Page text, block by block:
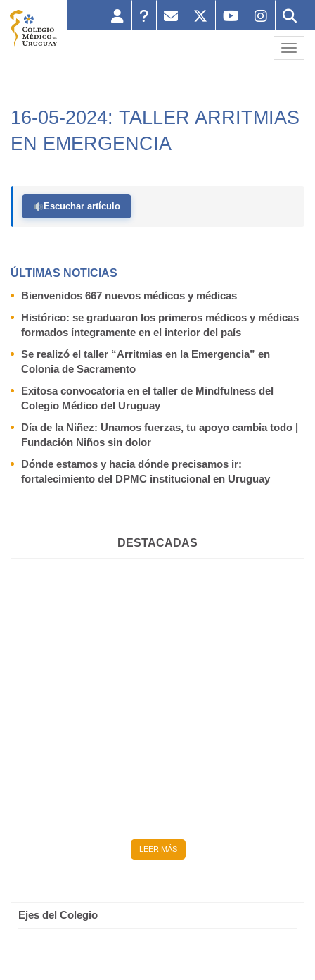
16-05-2024: TALLER ARRITMIAS
EN EMERGENCIA
Escuchar artículo
ÚLTIMAS NOTICIAS
Bienvenidos 667 nuevos médicos y médicas
Histórico: se graduaron los primeros médicos y médicas
formados íntegramente en el interior del país
Se realizó el taller “Arritmias en la Emergencia” en
Colonia de Sacramento
Exitosa convocatoria en el taller de Mindfulness del
Colegio Médico del Uruguay
Día de la Niñez: Unamos fuerzas, tu apoyo cambia todo |
Fundación Niños sin dolor
Dónde estamos y hacia dónde precisamos ir:
fortalecimiento del DPMC institucional en Uruguay
DESTACADAS
LEER MÁS
Ejes del Colegio